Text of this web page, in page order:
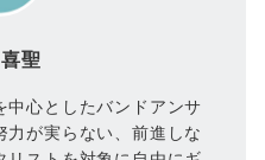
聖
中心としたバンドアンサ
力が実らない、前進しな